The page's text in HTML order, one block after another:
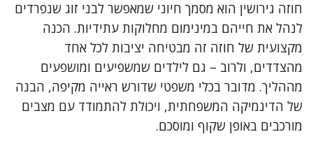
חוזה גירושין הוא מסמך חיוני שמאפשר לבני זוג שנפרדים
לנהל את חייהם במינימום מחלוקות עתידיות. הכנה
מקצועית של חוזה זה מבטיחה יציבות לכל אחד
מהצדדים, ולרוב – גם לילדים שמשפיעים ומושפעים
מההליך. מדובר בכלי משפטי שדורש ראייה מקיפה, הבנה
של הדינמיקה המשפחתית, ויכולת להתמודד עם מצבים
מורכבים באופן שקוף ומוסכם.